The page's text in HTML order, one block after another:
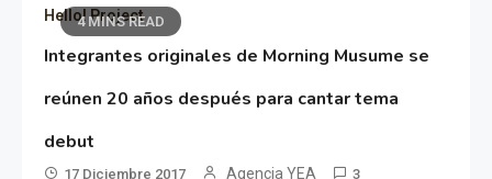
4 MINS READ
Hello! Project
Integrantes originales de Morning Musume se
reúnen 20 años después para cantar tema
debut
17 Diciembre 2017 Agencia YEA 3